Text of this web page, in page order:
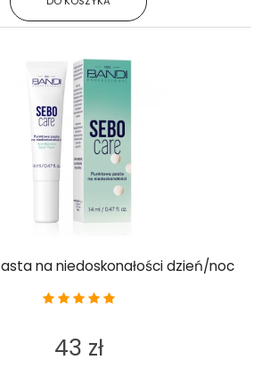
na niedoskonałości dzień/noc
43 zł